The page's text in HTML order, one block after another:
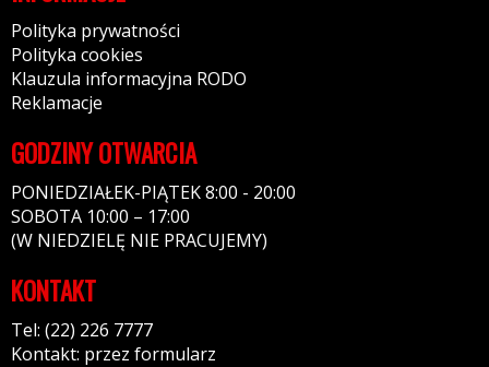
Polityka prywatności
Polityka cookies
Klauzula informacyjna RODO
Reklamacje
GODZINY OTWARCIA
PONIEDZIAŁEK-PIĄTEK 8:00 - 20:00
SOBOTA 10:00 – 17:00
(W NIEDZIELĘ NIE PRACUJEMY)
KONTAKT
Tel: (22) 226 7777
Kontakt: przez formularz